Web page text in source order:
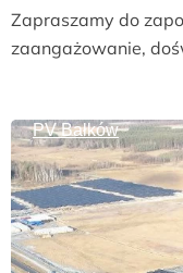
Zapraszamy do
zaangażowanie,
PV Bałków